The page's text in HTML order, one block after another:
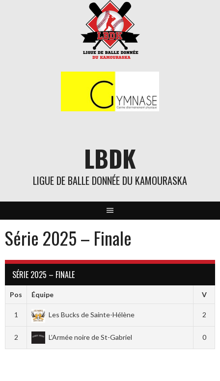
LBDK
LIGUE DE BALLE DONNÉE DU KAMOURASKA
Série 2025 – Finale
SÉRIE 2025 – FINALE
Pos Équipe V
1 Les Bucks de Sainte-Hélène 2
2 L’Armée noire de St-Gabriel 0